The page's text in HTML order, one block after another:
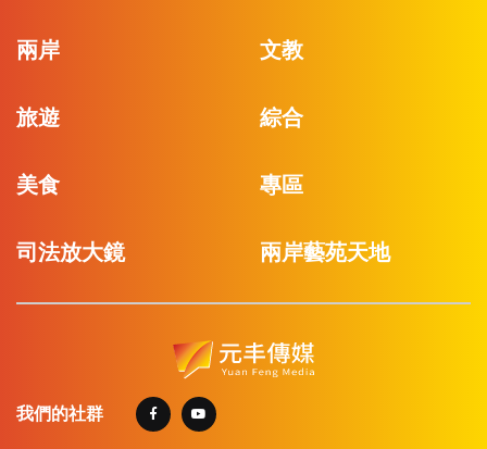
兩岸 文教
旅遊 綜合
美食 專區
司法放大鏡 兩岸藝苑天地
我們的社群